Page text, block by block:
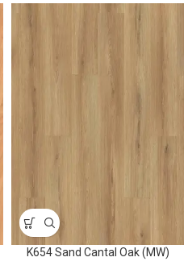
K654 Sand Cantal Oak (MW)